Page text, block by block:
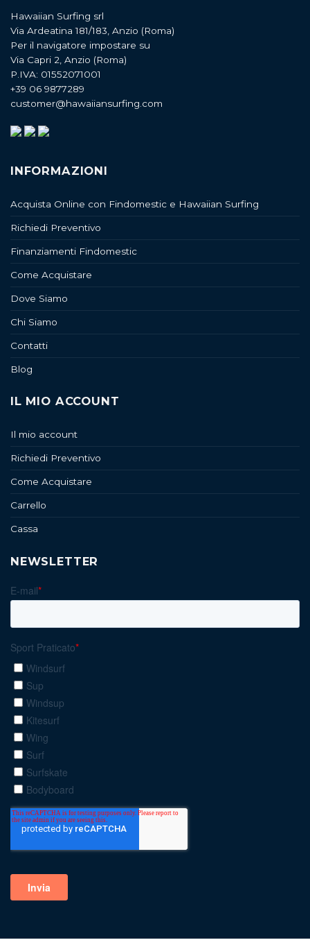
Hawaiian Surfing srl
Via Ardeatina 181/183, Anzio (Roma)
Per il navigatore impostare su
Via Capri 2, Anzio (Roma)
P.IVA: 01552071001
+39 06 9877289
customer@hawaiiansurfing.com
INFORMAZIONI
Acquista Online con Findomestic e Hawaiian Surfing
Richiedi Preventivo
Finanziamenti Findomestic
Come Acquistare
Dove Siamo
Chi Siamo
Contatti
Blog
IL MIO ACCOUNT
Il mio account
Richiedi Preventivo
Come Acquistare
Carrello
Cassa
NEWSLETTER